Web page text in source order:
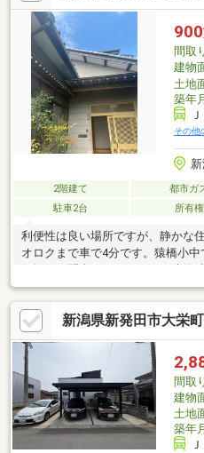
900
間取
建物
土地
築年
その他
2階建て 都市ガ
駐車2台
所有権
利便性は良い場所ですが、静かな
オロクまで車で4分です。猿橋小中
バックが必要な可能性があります
気軽にお問合せください。担当
新潟県新発田市大栄
間取
建物
土地
築年